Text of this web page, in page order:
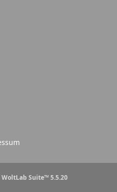
WoltLab Suite™ 5.5.20